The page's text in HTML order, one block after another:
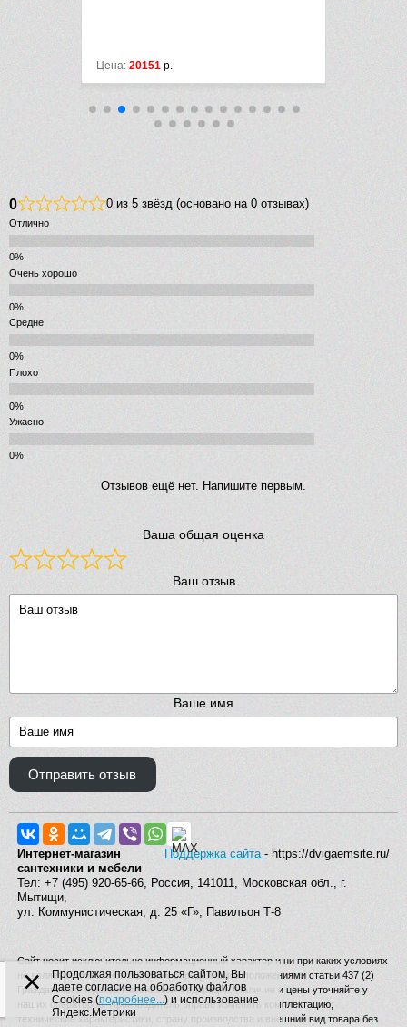
Цена: 20151 р.
0 0 из 5 звёзд (основано на 0 отзывах)
Отлично
Очень хорошо
Средне
Плохо
Ужасно
Отзывов ещё нет. Напишите первым.
Ваша общая оценка
Ваш отзыв
Ваше имя
Отправить отзыв
Поддержка сайта- https://dvigaemsite.ru/
Интернет-магазин
сантехники и мебели
Тел: +7 (495) 920-65-66, Россия, 141011, Московская обл., г.
Мытищи,
ул. Коммунистическая, д. 25 «Г», Павильон Т-8
Сайт носит исключительно информационный характер и ни при каких условиях
не является публичной офертой, определяемой положениями статьи 437 (2)
Гражданского кодекса Российской Федерации. Наличие и цены уточняйте у
наших операторов. Производитель вправе изменять комплектацию,
технические характеристики, страну производства и внешний вид товара без
×
Продолжая пользоваться сайтом, Вы
даете согласие на обработку файлов
Cookies (подробнее...) и использование
Яндекс.Метрики